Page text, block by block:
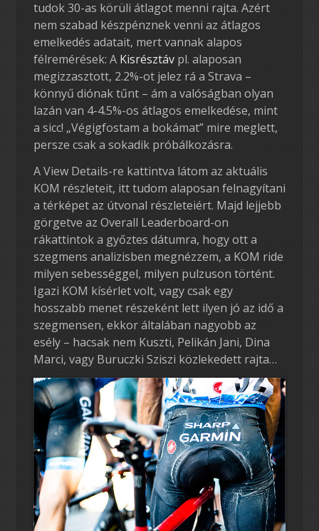
tudok 30-as körüli átlagot menni rajta. Azért
nem szabad készpénznek venni az átlagos
emelkedés adatait, mert vannak alapos
félremérések: A Kisrésztávpl. alaposan
megizzasztott, 2.2%-ot jelez rá a Strava –
könnyű diónak tűnt – ám a valóságban olyan
lazán van 4-4.5%-os átlagos emelkedése, mint
a sicc! „Végigfostam a bokámat” mire meglett,
persze csak a sokadik próbálkozásra.
A View Details-re kattintva látom az aktuális
KOM részleteit, itt tudom alaposan felnagyítani
a térképet az útvonal részleteiért. Majd lejjebb
görgetve az Overall Leaderboard-on
rákattintok a győztes dátumra, hogy ott a
szegmens analizisben megnézzem, a KOM ride
milyen sebességgel, milyen pulzuson történt.
Igazi KOM kísérlet volt, vagy csak egy
hosszabb menet részeként lett ilyen jó az idő a
szegmensen, ekkor általában nagyobb az
esély – hacsak nem Kuszti, Pelikán Jani, Dina
Marci, vagy Buruczki Sziszi közlekedett rajta…